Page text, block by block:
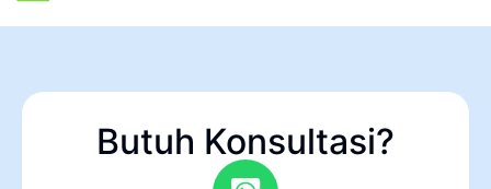
Butuh Konsultasi?